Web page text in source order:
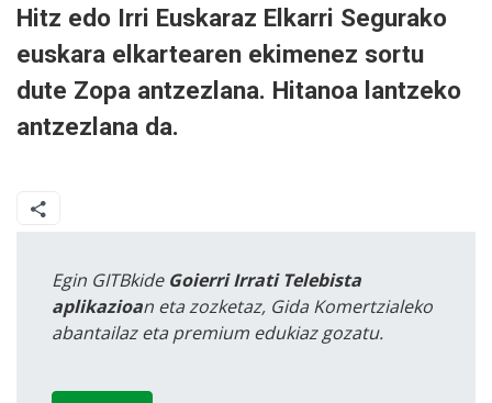
Hitz edo Irri Euskaraz Elkarri Segurako
euskara elkartearen ekimenez sortu
dute Zopa antzezlana. Hitanoa lantzeko
antzezlana da.
Egin GITBkide Goierri Irrati Telebista
aplikazioan eta zozketaz, Gida Komertzialeko
abantailaz eta premium edukiaz gozatu.